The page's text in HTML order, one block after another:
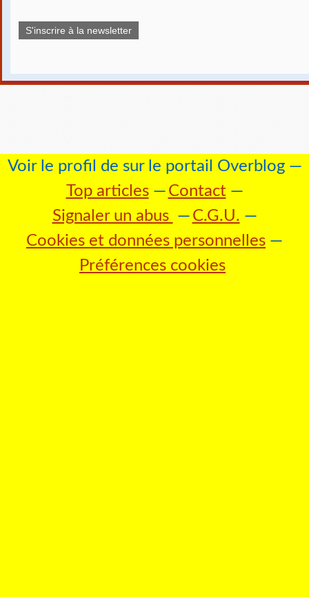
S'inscrire à la newsletter
Voir le profil de sur le portail Overblog
Top articles
Contact
Signaler un abus
C.G.U.
Cookies et données personnelles
Préférences cookies